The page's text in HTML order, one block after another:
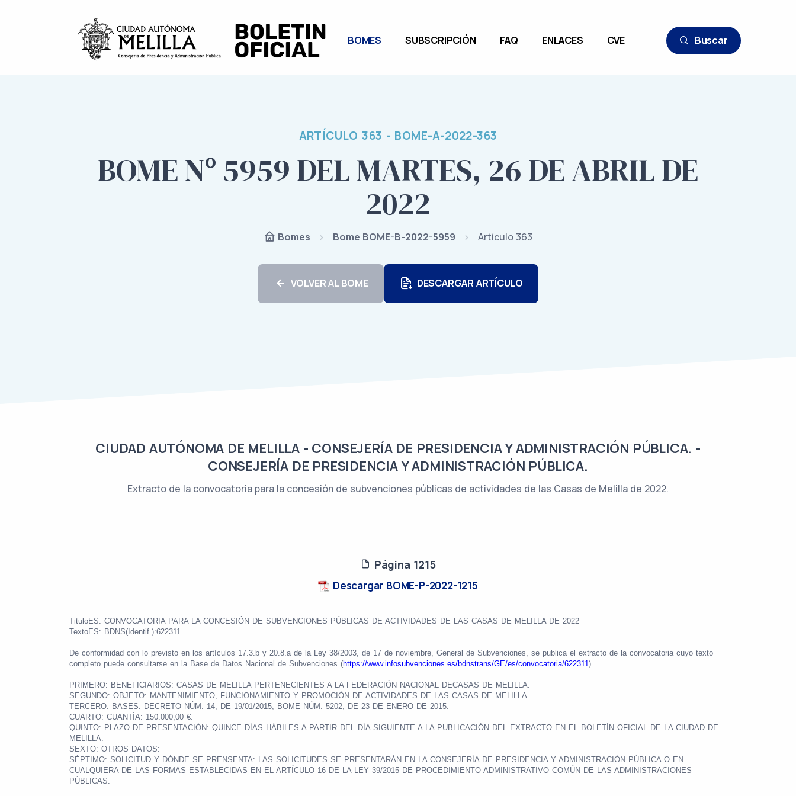
BOMES SUBSCRIPCIÓN FAQ ENLACES CVE Buscar
ARTÍCULO 363 - BOME-A-2022-363
BOME Nº 5959 DEL MARTES, 26 DE ABRIL DE
2022
Bomes Bome BOME-B-2022-5959 Artículo 363
VOLVER AL BOME DESCARGAR ARTÍCULO
CIUDAD AUTÓNOMA DE MELILLA - CONSEJERÍA DE PRESIDENCIA Y ADMINISTRACIÓN PÚBLICA. -
CONSEJERÍA DE PRESIDENCIA Y ADMINISTRACIÓN PÚBLICA.
Extracto de la convocatoria para la concesión de subvenciones públicas de actividades de las Casas de Melilla de 2022.
Página 1215
Descargar BOME-P-2022-1215
TituloES: CONVOCATORIA PARA LA CONCESIÓN DE SUBVENCIONES PÚBLICAS DE ACTIVIDADES DE LAS CASAS DE MELILLA DE 2022
TextoES: BDNS(Identif.):622311
De conformidad con lo previsto en los artículos 17.3.b y 20.8.a de la Ley 38/2003, de 17 de noviembre, General de Subvenciones, se publica el extracto de la convocatoria cuyo texto
completo puede consultarse en la Base de Datos Nacional de Subvenciones (https://www.infosubvenciones.es/bdnstrans/GE/es/convocatoria/622311)
PRIMERO: BENEFICIARIOS: CASAS DE MELILLA PERTENECIENTES A LA FEDERACIÓN NACIONAL DECASAS DE MELILLA.
SEGUNDO: OBJETO: MANTENIMIENTO, FUNCIONAMIENTO Y PROMOCIÓN DE ACTIVIDADES DE LAS CASAS DE MELILLA
TERCERO: BASES: DECRETO NÚM. 14, DE 19/01/2015, BOME NÚM. 5202, DE 23 DE ENERO DE 2015.
CUARTO: CUANTÍA: 150.000,00 €.
QUINTO: PLAZO DE PRESENTACIÓN: QUINCE DÍAS HÁBILES A PARTIR DEL DÍA SIGUIENTE A LA PUBLICACIÓN DEL EXTRACTO EN EL BOLETÍN OFICIAL DE LA CIUDAD DE
MELILLA.
SEXTO: OTROS DATOS:
SÈPTIMO: SOLICITUD Y DÓNDE SE PRENSENTA: LAS SOLICITUDES SE PRESENTARÁN EN LA CONSEJERÍA DE PRESIDENCIA Y ADMINISTRACIÓN PÚBLICA O EN
CUALQUIERA DE LAS FORMAS ESTABLECIDAS EN EL ARTÍCULO 16 DE LA LEY 39/2015 DE PROCEDIMIENTO ADMINISTRATIVO COMÚN DE LAS ADMINISTRACIONES
PÚBLICAS.